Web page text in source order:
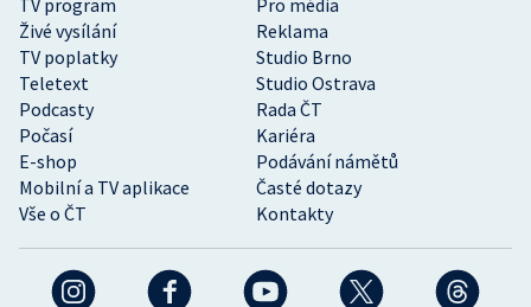
Živé vysílání
Reklama
TV poplatky
Studio Brno
Teletext
Studio Ostrava
Podcasty
Rada ČT
Počasí
Kariéra
E-shop
Podávání námětů
Mobilní a TV aplikace
Časté dotazy
Vše o ČT
Kontakty